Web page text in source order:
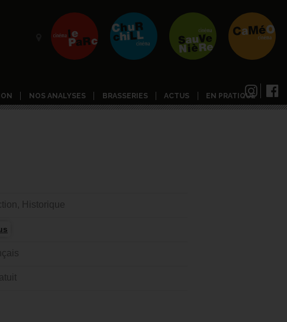
NOS ANALYSES BRASSERIES ACTUS EN PRATIQUE
Historique